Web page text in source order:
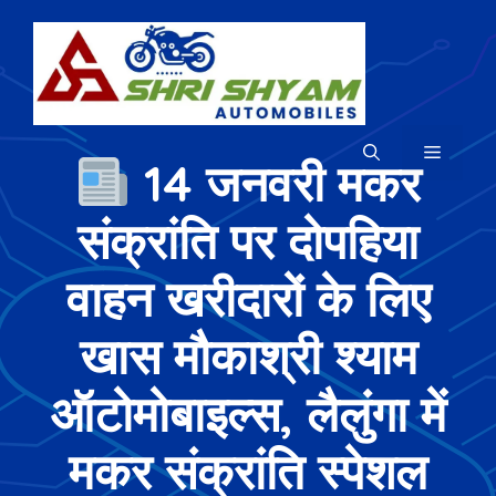
content
MENU
14 जनवरी मकर
संक्रांति पर दोपहिया
वाहन खरीदारों के लिए
खास मौकाश्री श्याम
ऑटोमोबाइल्स, लैलुंगा में
मकर संक्रांति स्पेशल